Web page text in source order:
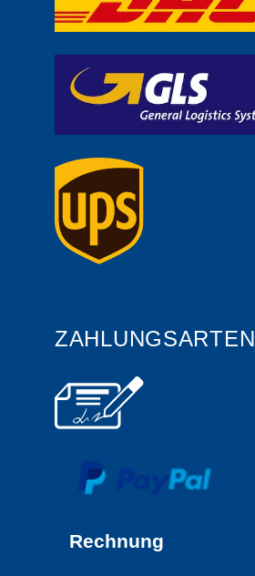
ZAHLUNGSARTEN
Rechnung